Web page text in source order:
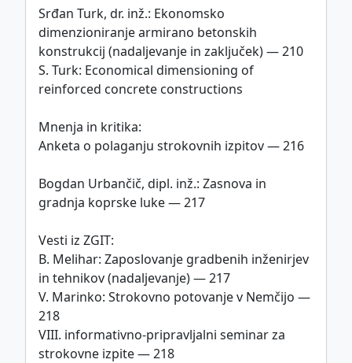
©ZDGITS1951-2026
Srđan Turk, dr. inž.: Ekonomsko
dimenzioniranje armirano betonskih
konstrukcij (nadaljevanje in zaključek) — 210
S. Turk: Economical dimensioning of
reinforced concrete constructions
Mnenja in kritika:
Anketa o polaganju strokovnih izpitov — 216
Bogdan Urbančič, dipl. inž.: Zasnova in
gradnja koprske luke — 217
Vesti iz ZGIT:
B. Melihar: Zaposlovanje gradbenih inženirjev
in tehnikov (nadaljevanje) — 217
V. Marinko: Strokovno potovanje v Nemčijo —
218
VIII. informativno-pripravljalni seminar za
strokovne izpite — 218